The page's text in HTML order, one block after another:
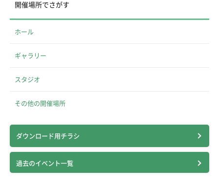
開催場所でさがす
ホール
ギャラリー
スタジオ
その他の開催場所
ダウンロード用チラシ
過去のイベント一覧